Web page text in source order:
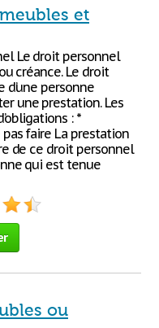
et
Le droit personnel
créance. Le droit
personne
une prestation. Les
: *
faire La prestation
de ce droit personnel
qui est tenue
ou